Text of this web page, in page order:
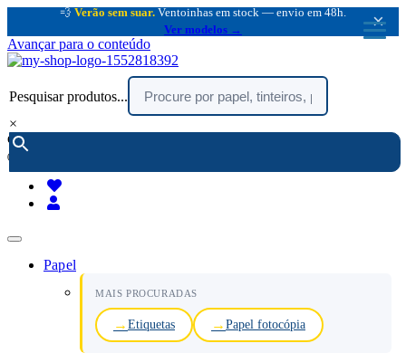
💨 Verão sem suar. Ventoinhas em stock — envio em 48h.
Ver modelos →
×
Avançar para o conteúdo
Pesquisar produtos...
×
encomendar por telefone :
(chamada rede fixa nacional)
Papel
MAIS PROCURADAS
Etiquetas Papel fotocópia